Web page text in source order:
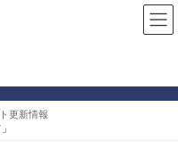
更新情報